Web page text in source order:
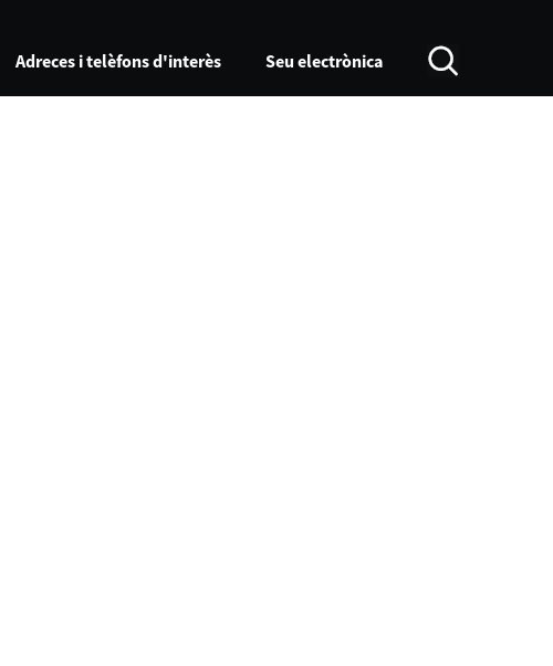
Adreces i telèfons d'interès Seu electrònica